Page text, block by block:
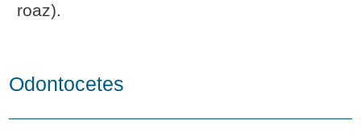
roaz).
Odontocetes